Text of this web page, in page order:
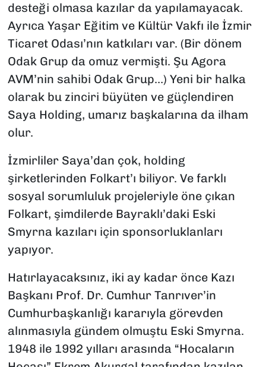
desteği olmasa kazılar da yapılamayacak.
Ayrıca Yaşar Eğitim ve Kültür Vakfı ile İzmir
Ticaret Odası’nın katkıları var. (Bir dönem
Odak Grup da omuz vermişti. Şu Agora
AVM’nin sahibi Odak Grup…) Yeni bir halka
olarak bu zinciri büyüten ve güçlendiren
Saya Holding, umarız başkalarına da ilham
olur.
İzmirliler Saya’dan çok, holding
şirketlerinden Folkart’ı biliyor. Ve farklı
sosyal sorumluluk projeleriyle öne çıkan
Folkart, şimdilerde Bayraklı’daki Eski
Smyrna kazıları için sponsorluklanları
yapıyor.
Hatırlayacaksınız, iki ay kadar önce Kazı
Başkanı Prof. Dr. Cumhur Tanrıver’in
Cumhurbaşkanlığı kararıyla görevden
alınmasıyla gündem olmuştu Eski Smyrna.
1948 ile 1992 yılları arasında “Hocaların